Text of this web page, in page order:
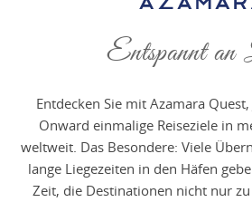
Entspannt an
Entdecken Sie mit Azamara
Onward einmalige Reiseziele in
weltweit. Das Besondere: Viele
lange Liegezeiten in den Häfen
Zeit, die Destinationen nicht nur